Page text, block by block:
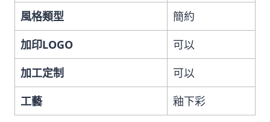
風格類型
簡約
加印LOGO
可以
加工定制
可以
工藝
釉下彩